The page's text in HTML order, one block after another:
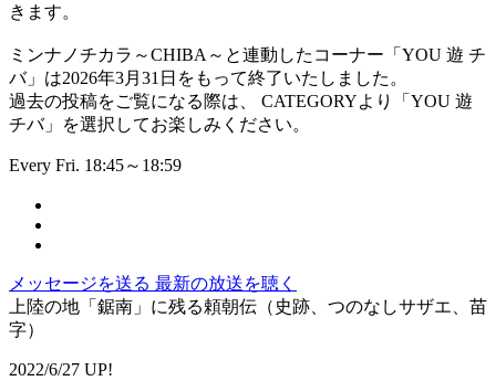
きます。
ミンナノチカラ～CHIBA～と連動したコーナー「YOU 遊 チ
バ」は2026年3月31日をもって終了いたしました。
過去の投稿をご覧になる際は、 CATEGORYより「YOU 遊
チバ」を選択してお楽しみください。
Every Fri. 18:45～18:59
メッセージを送る 最新の放送を聴く
上陸の地「鋸南」に残る頼朝伝（史跡、つのなしサザエ、苗
字）
2022/6/27 UP!